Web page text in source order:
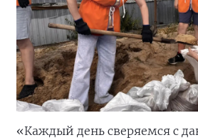
«Каждый день сверяемся с